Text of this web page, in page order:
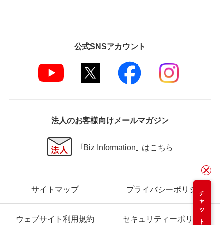
チャット
公式SNSアカウント
法人のお客様向けメールマガジン
「Biz Information」 はこちら
サイトマップ プライバシーポリシー
ウェブサイト利用規約 セキュリティーポリシー